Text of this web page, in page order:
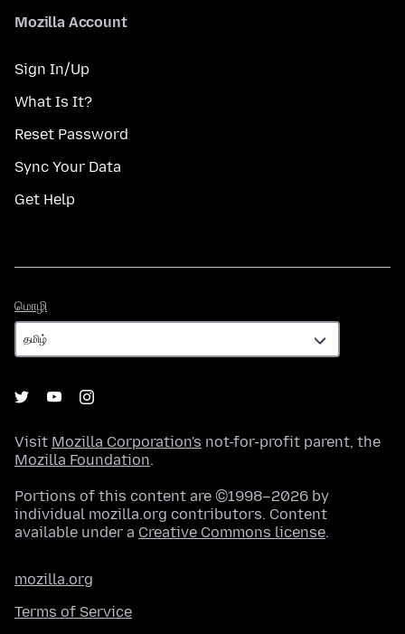
Mozilla Account
Sign In/Up
What Is It?
Reset Password
Sync Your Data
Get Help
மொழி
Visit Mozilla Corporation's not-for-profit parent, the
Mozilla Foundation.
Portions of this content are ©1998–2026 by
individual mozilla.org contributors. Content
available under a Creative Commons license.
mozilla.org
Terms of Service